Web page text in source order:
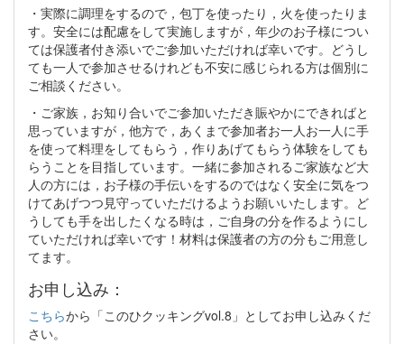
・実際に調理をするので，包丁を使ったり，火を使ったりま
す。安全には配慮をして実施しますが，年少のお子様につい
ては保護者付き添いでご参加いただければ幸いです。どうし
ても一人で参加させるけれども不安に感じられる方は個別に
ご相談ください。
・ご家族，お知り合いでご参加いただき賑やかにできればと
思っていますが，他方で，あくまで参加者お一人お一人に手
を使って料理をしてもらう，作りあげてもらう体験をしても
らうことを目指しています。一緒に参加されるご家族など大
人の方には，お子様の手伝いをするのではなく安全に気をつ
けてあげつつ見守っていただけるようお願いいたします。ど
うしても手を出したくなる時は，ご自身の分を作るようにし
ていただければ幸いです！材料は保護者の方の分もご用意し
てます。
お申し込み：
こちらから「このひクッキングvol.8」としてお申し込みくだ
さい。